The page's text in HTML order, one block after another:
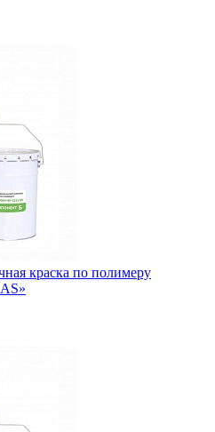
краска по полимеру